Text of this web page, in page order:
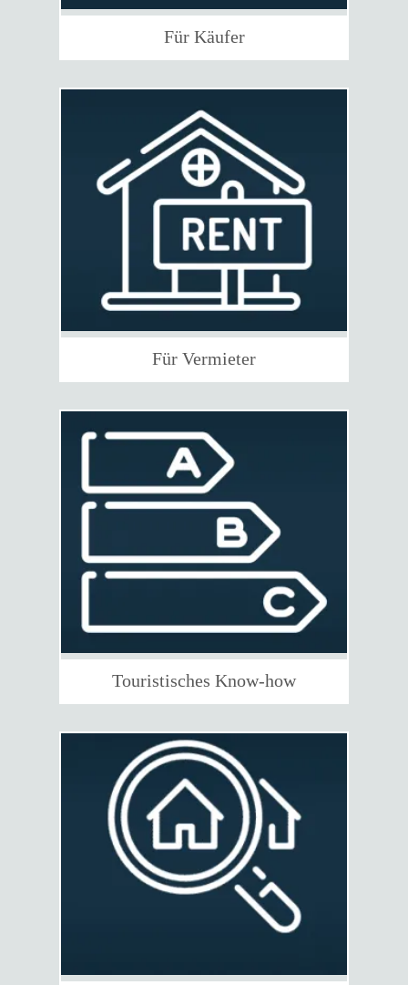
Für Käufer
Für Vermieter
Touristisches Know-how